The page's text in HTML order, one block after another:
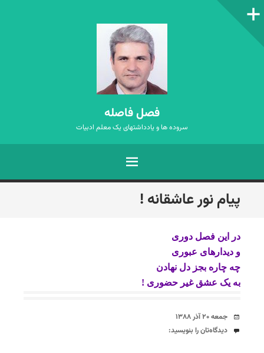
ستون‌کناری
فصل فاصله
سروده ها و یادداشتهای یک معلم ادبیات
فهرست
رفتن
به
پیام نور عاشقانه !
در این فصل دوری
و دیدارهای عبوری
چه چاره بجز دل نهادن
به یک عشق غیر حضوری !
تاریخ
جمعه ۲۰ آذر ۱۳۸۸
دیدگاه‌ها
دیدگاه‌تان را بنویسید: